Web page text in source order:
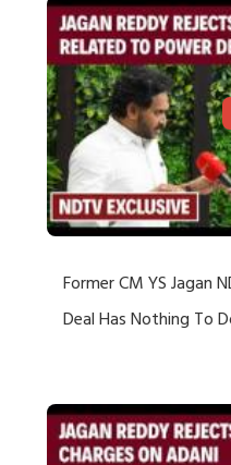
Former CM YS Jagan
Deal Has Nothing To